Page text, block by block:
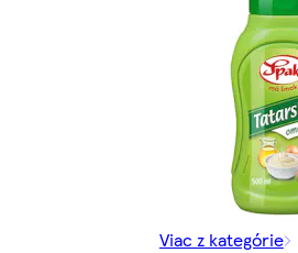
Viac z kategórie